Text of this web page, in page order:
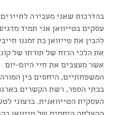
בהדרכות שאני מעבירה
עסקים בטייוואן אני תמיד
להבין את טייוואן בת זמננו
את הלכי הרוח של תורתו של
אשר מעצבים את חיי היום-יום
המשפחתיים, היחסים בין
בבתי הספר, רשת הקשרים
העסקית הטייוואנית. ברצוני